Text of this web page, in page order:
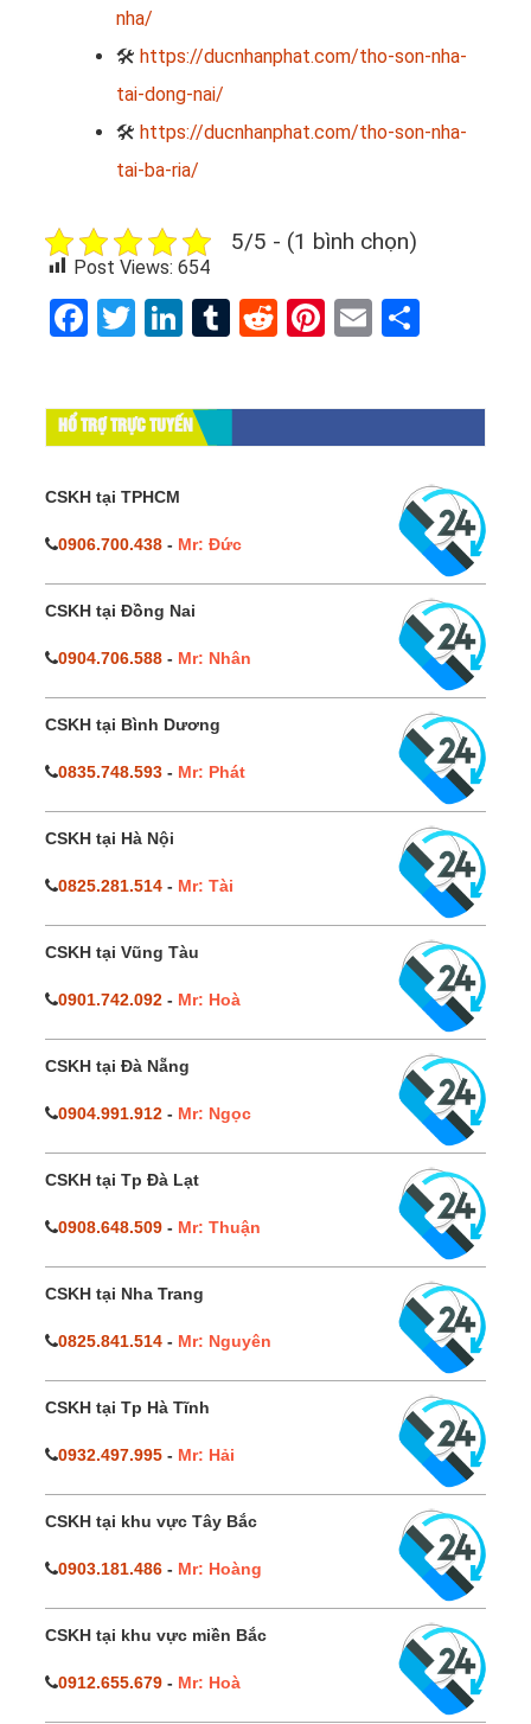
nha/
🛠 https://ducnhanphat.com/tho-son-nha-
tai-dong-nai/
🛠 https://ducnhanphat.com/tho-son-nha-
tai-ba-ria/
5/5 - (1 bình chọn)
Post Views: 654
Facebook
Twitter
LinkedIn
Tumblr
RedditPinterest
Email
HỔ TRỢ TRỰC TUYẾN
CSKH tại TPHCM
0906.700.438 - Mr: Đức
CSKH tại Đồng Nai
0904.706.588 - Mr: Nhân
CSKH tại Bình Dương
0835.748.593 - Mr: Phát
CSKH tại Hà Nội
0825.281.514 - Mr: Tài
CSKH tại Vũng Tàu
0901.742.092 - Mr: Hoà
CSKH tại Đà Nẵng
0904.991.912 - Mr: Ngọc
CSKH tại Tp Đà Lạt
0908.648.509 - Mr: Thuận
CSKH tại Nha Trang
0825.841.514 - Mr: Nguyên
CSKH tại Tp Hà Tĩnh
0932.497.995 - Mr: Hải
CSKH tại khu vực Tây Bắc
0903.181.486 - Mr: Hoàng
CSKH tại khu vực miền Bắc
0912.655.679 - Mr: Hoà